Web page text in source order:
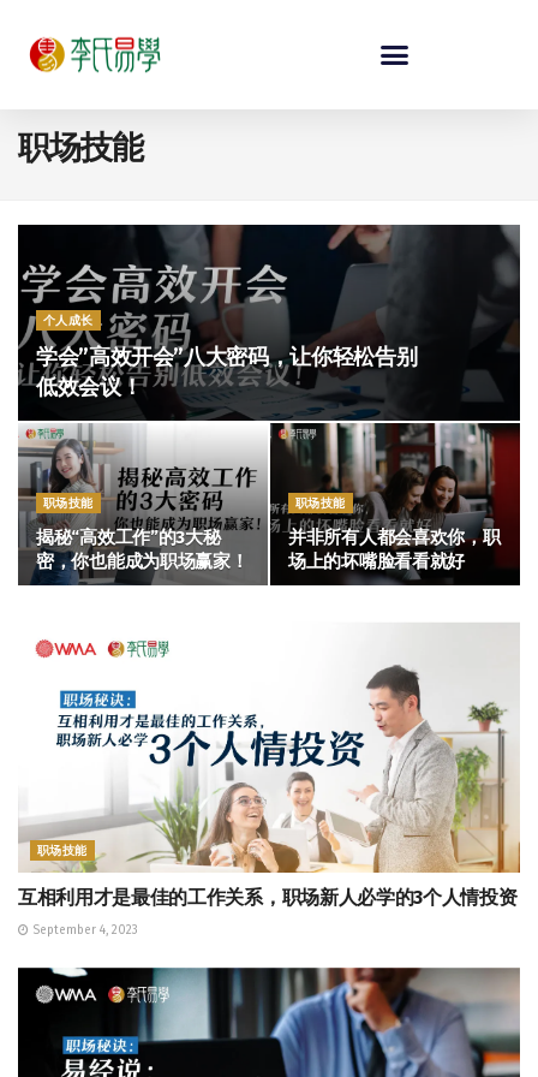
职场技能
个人成长
学会”高效开会”八大密码，让你轻松告别
低效会议！
职场技能
揭秘“高效工作”的3大秘
密，你也能成为职场赢家！
职场技能
并非所有人都会喜欢你，职
场上的坏嘴脸看看就好
职场技能
互相利用才是最佳的工作关系，职场新人必学的3个人情投资
September 4, 2023